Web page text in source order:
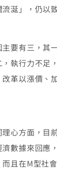
流涎」，仍以
要有三，其
執行力不足
革以漲價、
心方面，目
數據來回應
而且在M型社